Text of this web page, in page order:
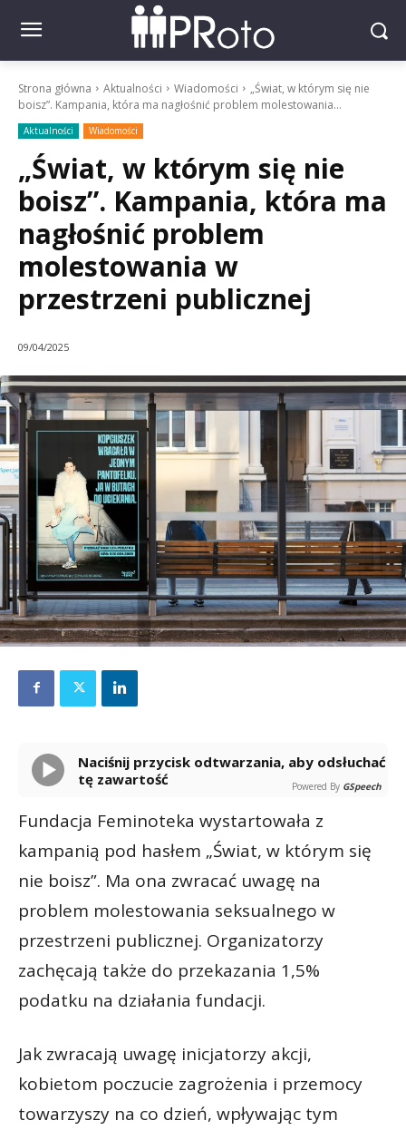
Strona główna Aktualności Wiadomości
„Świat, w którym się nie
boisz”. Kampania, która ma nagłośnić problem molestowania...
Aktualności Wiadomości
„Świat, w którym się nie
boisz”. Kampania, która ma
nagłośnić problem
molestowania w
przestrzeni publicznej
09/04/2025
Naciśnij przycisk odtwarzania, aby odsłuchać
tę zawartość
Powered By GSpeech
Fundacja Feminoteka wystartowała z
kampanią pod hasłem „Świat, w którym się
nie boisz”. Ma ona zwracać uwagę na
problem molestowania seksualnego w
przestrzeni publicznej. Organizatorzy
zachęcają także do przekazania 1,5%
podatku na działania fundacji.
Jak zwracają uwagę inicjatorzy akcji,
kobietom poczucie zagrożenia i przemocy
towarzyszy na co dzień, wpływając tym